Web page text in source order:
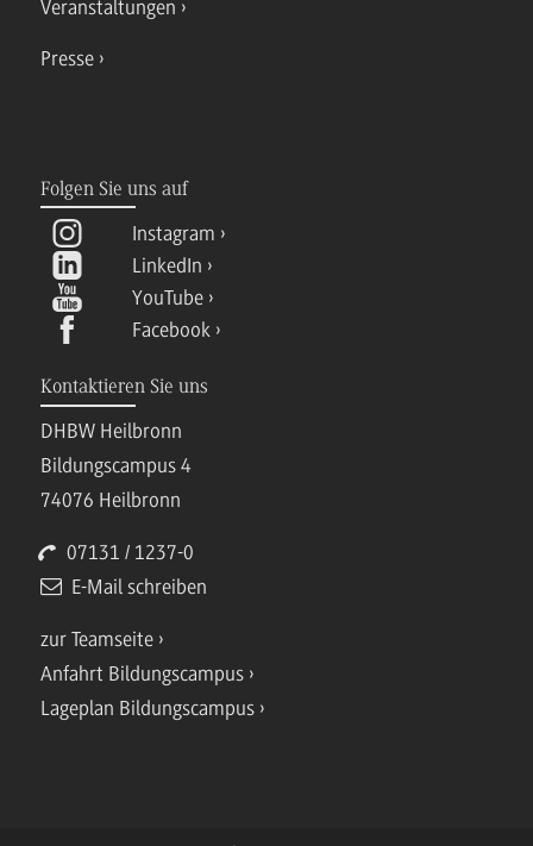
Veranstaltungen
Presse
Folgen Sie uns auf
Instagram
LinkedIn
YouTube
Facebook
Kontaktieren Sie uns
DHBW Heilbronn
Bildungscampus 4
74076 Heilbronn
07131 / 1237-0
E-Mail schreiben
zur Teamseite
Anfahrt Bildungscampus
Lageplan Bildungscampus